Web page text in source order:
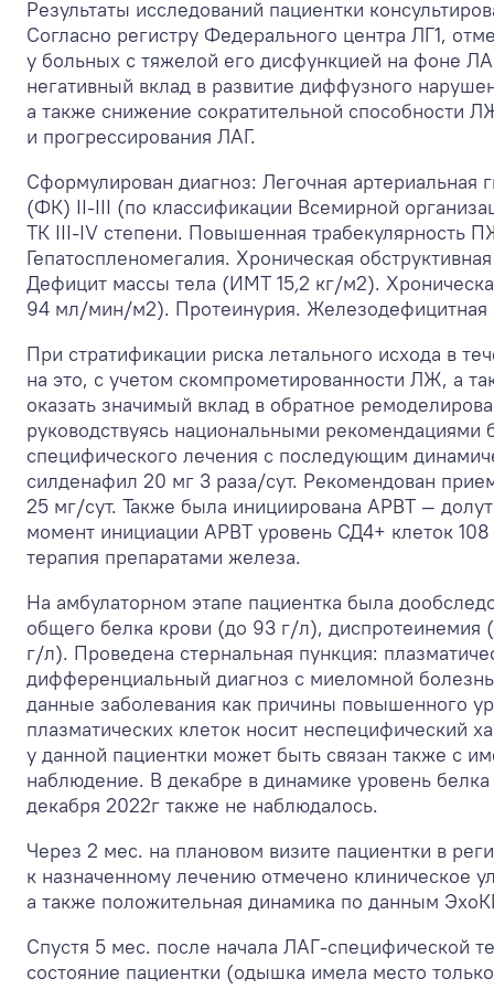
Результаты исследований пациентки
Согласно регистру Федерального центра ЛГ1,
у больных с тяжелой его дисфункцией на фоне
негативный вклад в развитие диффузного
а также снижение сократительной способности
и прогрессирования ЛАГ.
Сформулирован диагноз: Легочная артериальная
(ФК) II-III (по классификации Всемирной
ТК III-IV степени. Повышенная трабекулярность
Гепатоспленомегалия. Хроническая
Дефицит массы тела (ИМТ 15,2 кг/м2).
94 мл/мин/м2). Протеинурия. Железодефицитная
При стратификации риска летального исхода в
на это, с учетом скомпрометированности ЛЖ, а
оказать значимый вклад в обратное
руководствуясь национальными
специфического лечения с последующим
силденафил 20 мг 3 раза/сут. Рекомендован
25 мг/сут. Также была инициирована АРВТ —
момент инициации АРВТ уровень СД4+ клеток
терапия препаратами железа.
На амбулаторном этапе пациентка была
общего белка крови (до 93 г/л),
г/л). Проведена стернальная пункция:
дифференциальный диагноз с миеломной
данные заболевания как причины повышенного
плазматических клеток носит неспецифический
у данной пациентки может быть связан также с
наблюдение. В декабре в динамике уровень
декабря 2022г также не наблюдалось.
Через 2 мес. на плановом визите пациентки в
к назначенному лечению отмечено
а также положительная динамика по данным
Спустя 5 мес. после начала ЛАГ-специфической
состояние пациентки (одышка имела место